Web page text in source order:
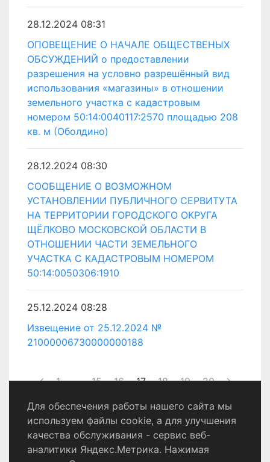
28.12.2024 08:31
ОПОВЕЩЕНИЕ О НАЧАЛЕ ОБЩЕСТВЕНЫХ
ОБСУЖДЕНИЙ о предоставлении
разрешения на условно разрешённый вид
использования «магазины» в отношении
земельного участка с кадастровым
номером 50:14:0040117:2570 площадью 208
кв. м (Оболдино)
28.12.2024 08:30
СООБЩЕНИЕ О ВОЗМОЖНОМ
УСТАНОВЛЕНИИ ПУБЛИЧНОГО СЕРВИТУТА
НА ТЕРРИТОРИИ ГОРОДСКОГО ОКРУГА
ЩЁЛКОВО МОСКОВСКОЙ ОБЛАСТИ В
ОТНОШЕНИИ ЧАСТИ ЗЕМЕЛЬНОГО
УЧАСТКА С КАДАСТРОВЫМ НОМЕРОМ
50:14:0050306:1910
25.12.2024 08:28
Извещение от 25.12.2024 №
21000006730000000188
1 ... 15 16 17 18 19 20
Политика конфиденциальности
Для обеспечения работы нашего сайта мы
используем файлы cookie, а для улучшения
качества обслуживания - сервис веб-
аналитики Яндекс.Метрика. Нажимая